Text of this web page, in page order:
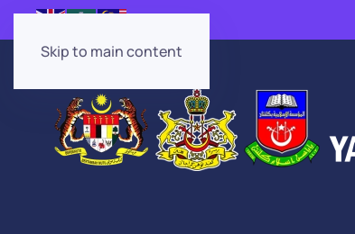
Skip to main content